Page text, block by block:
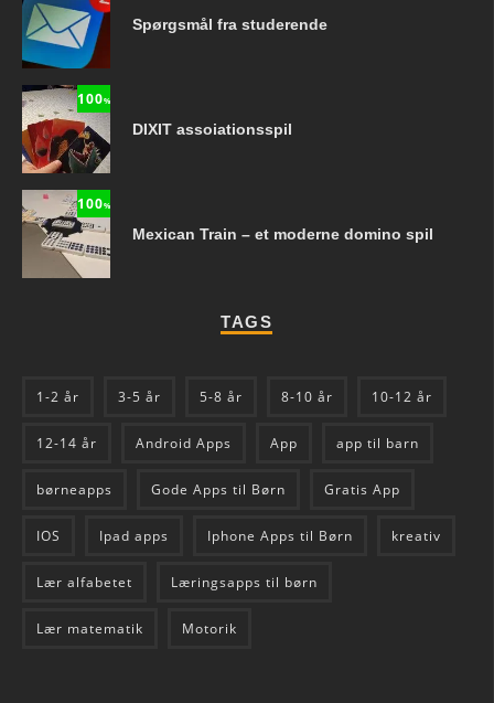
Spørgsmål fra studerende
100%
DIXIT assoiationsspil
100%
Mexican Train – et moderne domino spil
TAGS
1-2 år 3-5 år 5-8 år 8-10 år 10-12 år
12-14 år Android Apps App app til barn
børneapps Gode Apps til Børn Gratis App
IOS Ipad apps Iphone Apps til Børn kreativ
Lær alfabetet Læringsapps til børn
Lær matematik Motorik